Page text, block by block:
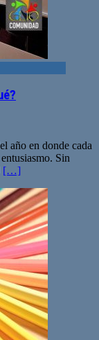
año en donde cada
Sin
[…]